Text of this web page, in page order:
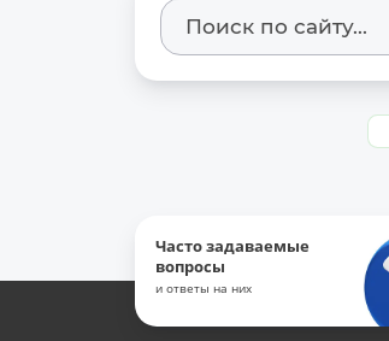
Часто задаваемые
вопросы
и ответы на них